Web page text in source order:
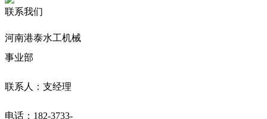
联系我们
河南港泰水工机械
事业部
联系人：支经理
电话：182-3733-